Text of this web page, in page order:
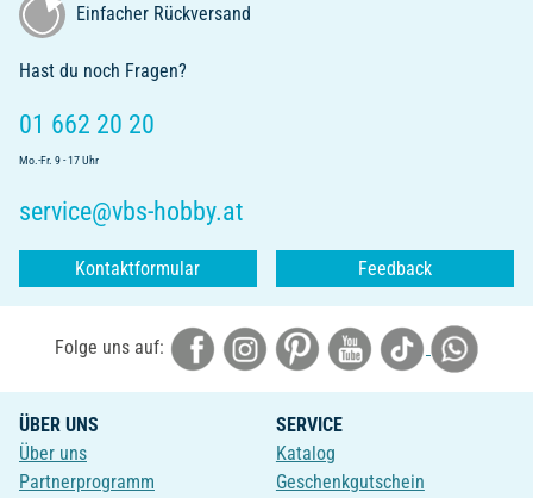
Einfacher Rückversand
Hast du noch Fragen?
01 662 20 20
Mo.-Fr. 9 - 17 Uhr
service@vbs-hobby.at
Kontaktformular Feedback
Folge uns auf:
ÜBER UNS
Über uns
Partnerprogramm
SERVICE
Katalog
Geschenkgutschein